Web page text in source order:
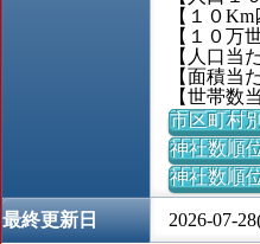
【１０
【１０万
【人口当
【面積当
【世帯数
市区町村
神社数順
神社数順
最終更新日
2026-07-